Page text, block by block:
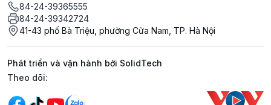
84-24-39365555
84-24-39342724
41-43 phố Bà Triệu, phường Cửa Nam, TP. Hà Nội
Phát triển và vận hành bởi SolidTech
Mạng xã hội
Theo dõi: